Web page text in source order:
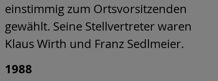
einstimmig zum Ortsvorsitzenden
gewählt. Seine Stellvertreter waren
Klaus Wirth und Franz Sedlmeier.
1988